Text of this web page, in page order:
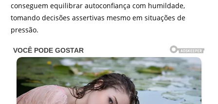
conseguem equilibrar autoconfiança com humildade,
tomando decisões assertivas mesmo em situações de
pressão.